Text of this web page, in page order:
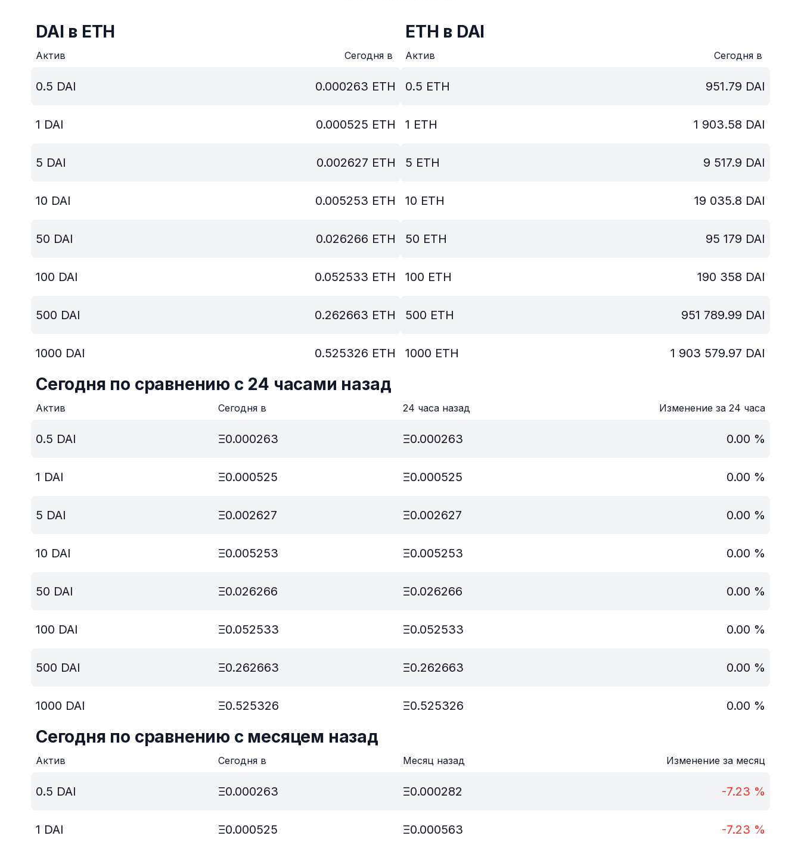
DAI в ETH
Актив Сегодня в
0.5 DAI 0.000263 ETH
1 DAI 0.000525 ETH
5 DAI 0.002627 ETH
10 DAI 0.005253 ETH
50 DAI 0.026266 ETH
100 DAI 0.052533 ETH
500 DAI 0.262663 ETH
1000 DAI 0.525326 ETH
ETH в DAI
Актив Сегодня в
0.5 ETH 951.79 DAI
1 ETH 1 903.58 DAI
5 ETH 9 517.9 DAI
10 ETH 19 035.8 DAI
50 ETH 95 179 DAI
100 ETH 190 358 DAI
500 ETH 951 789.99 DAI
1000 ETH 1 903 579.97 DAI
Сегодня по сравнению с 24 часами назад
Актив Сегодня в 24 часа назад Изменение за 24 часа
0.5 DAI Ξ0.000263 Ξ0.000263 0.00 %
1 DAI Ξ0.000525 Ξ0.000525 0.00 %
5 DAI Ξ0.002627 Ξ0.002627 0.00 %
10 DAI Ξ0.005253 Ξ0.005253 0.00 %
50 DAI Ξ0.026266 Ξ0.026266 0.00 %
100 DAI Ξ0.052533 Ξ0.052533 0.00 %
500 DAI Ξ0.262663 Ξ0.262663 0.00 %
1000 DAI Ξ0.525326 Ξ0.525326 0.00 %
Сегодня по сравнению с месяцем назад
Актив Сегодня в Месяц назад Изменение за месяц
0.5 DAI Ξ0.000263 Ξ0.000282 -7.23 %
1 DAI Ξ0.000525 Ξ0.000563 -7.23 %